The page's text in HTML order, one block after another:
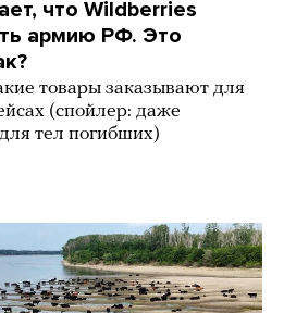
что Wildberries
армию РФ. Это
товары заказывают для
(спойлер: даже
тел погибших)